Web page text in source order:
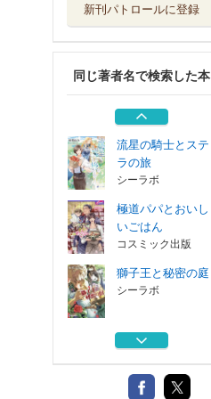
新刊パトロールに登録
同じ著者名で検索した本
獅子王と秘密の庭
歪な絆と満ちた情
慾
シーラボ
流星の騎士とステ
ラの旅
シーラボ
極道パパとおいし
いごはん
コスミック出版
獅子王と秘密の庭
シーラボ
歪な絆と満ちた情
シーラボ